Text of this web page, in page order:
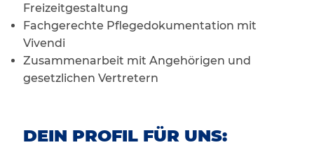
Freizeitgestaltung
Fachgerechte Pflegedokumentation mit
Vivendi
Zusammenarbeit mit Angehörigen und
gesetzlichen Vertretern
DEIN PROFIL FÜR UNS: